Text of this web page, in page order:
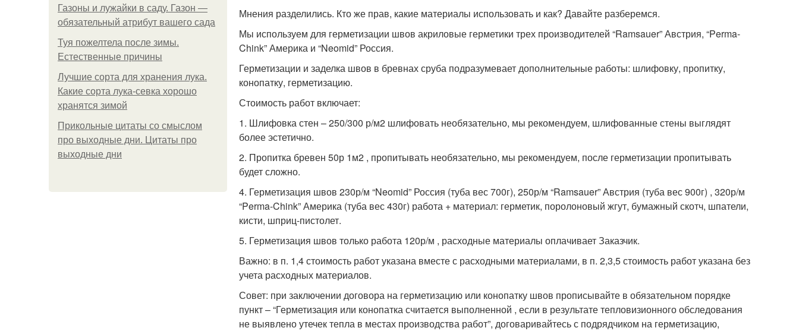
Газоны и лужайки в саду. Газон —
обязательный атрибут вашего сада
Туя пожелтела после зимы.
Естественные причины
Лучшие сорта для хранения лука.
Какие сорта лука-севка хорошо
хранятся зимой
Прикольные цитаты со смыслом
про выходные дни. Цитаты про
выходные дни
Мнения разделились. Кто же прав, какие материалы использовать и как? Давайте разберемся.
Мы используем для герметизации швов акриловые герметики трех производителей “Ramsauer” Австрия, “Perma-
Chink” Америка и “Neomid” Россия.
Герметизации и заделка швов в бревнах сруба подразумевает дополнительные работы: шлифовку, пропитку,
конопатку, герметизацию.
Стоимость работ включает:
1. Шлифовка стен – 250/300 р/м2 шлифовать необязательно, мы рекомендуем, шлифованные стены выглядят
более эстетично.
2. Пропитка бревен 50р 1м2 , пропитывать необязательно, мы рекомендуем, после герметизации пропитывать
будет сложно.
4. Герметизация швов 230р/м “Neomid” Россия (туба вес 700г), 250р/м “Ramsauer” Австрия (туба вес 900г) , 320р/м
“Perma-Chink” Америка (туба вес 430г) работа + материал: герметик, поролоновый жгут, бумажный скотч, шпатели,
кисти, шприц-пистолет.
5. Герметизация швов только работа 120р/м , расходные материалы оплачивает Заказчик.
Важно: в п. 1,4 стоимость работ указана вместе с расходными материалами, в п. 2,3,5 стоимость работ указана без
учета расходных материалов.
Совет: при заключении договора на герметизацию или конопатку швов прописывайте в обязательном порядке
пункт – “Герметизация или конопатка считается выполненной , если в результате тепловизионного обследования
не выявлено утечек тепла в местах производства работ”, договаривайтесь с подрядчиком на герметизацию,